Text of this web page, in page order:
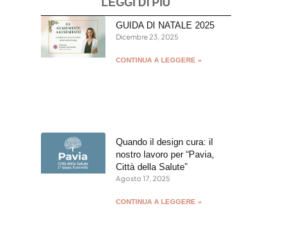
LEGGI DI PIÙ
GUIDA DI NATALE 2025
Dicembre 23, 2025
CONTINUA A LEGGERE »
Quando il design cura: il
nostro lavoro per “Pavia,
Città della Salute”
Agosto 17, 2025
CONTINUA A LEGGERE »